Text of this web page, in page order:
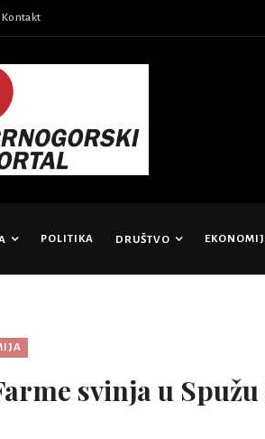
Kontakt
POLITIKA DRUŠTVO
svinja u